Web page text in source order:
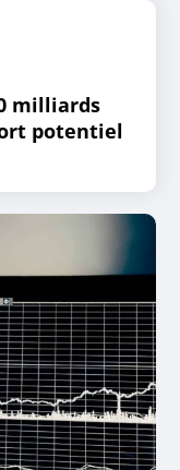
milliards
potentiel